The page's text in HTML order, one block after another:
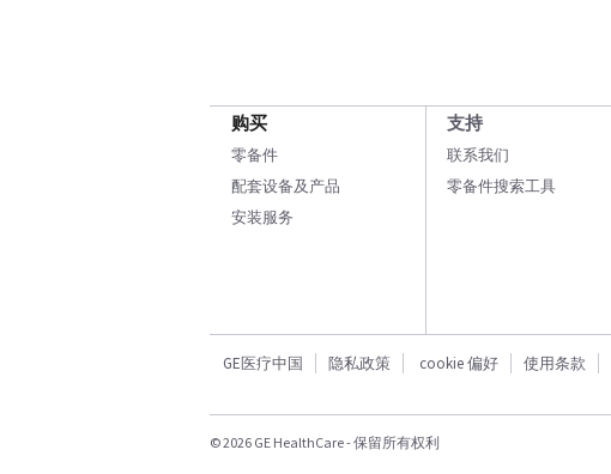
购买
零备件
配套设备及产品
安装服务
支持
联系我们
零备件搜索工具
GE医疗中国 隐私政策 cookie 偏好 使用条款
© 2026 GE HealthCare - 保留所有权利